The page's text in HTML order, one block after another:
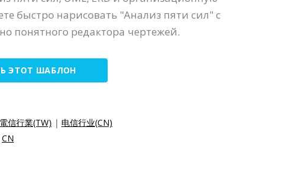
быстро нарисовать "Анализ пяти сил" с
понятного редактора чертежей.
ЭТОТ ШАБЛОН
電信行業(TW) | 电信行业(CN)
CN